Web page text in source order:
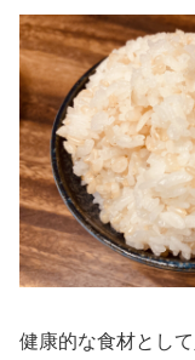
健康的な食材として